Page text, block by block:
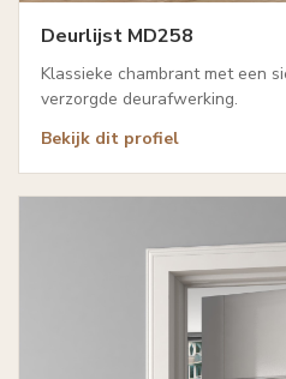
Deurlijst MD258
Klassieke chambrant met een
verzorgde deurafwerking.
Bekijk dit profiel